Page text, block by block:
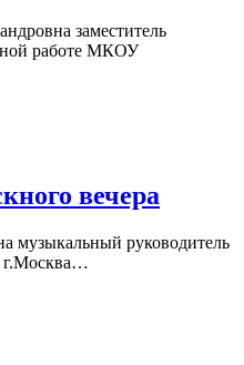
заместитель
работе МКОУ
вечера
музыкальный руководитель
г.Москва…